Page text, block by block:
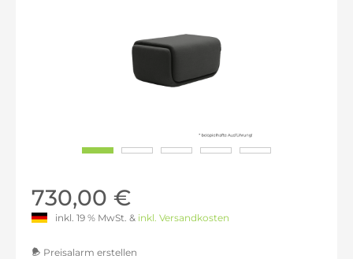
730,00 €
inkl. 19 % MwSt. & inkl. Versandkosten
Preisalarm erstellen